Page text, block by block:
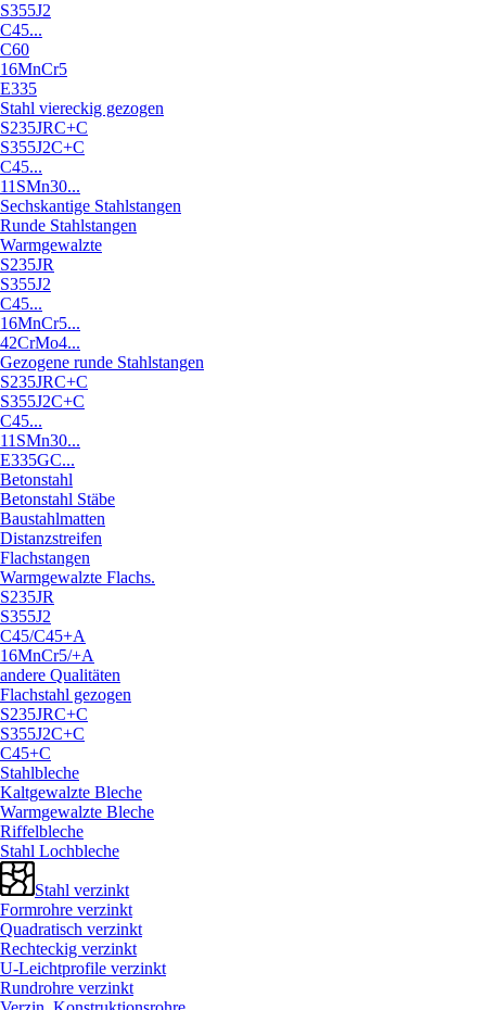
S355J2
C45...
C60
16MnCr5
E335
Stahl viereckig gezogen
S235JRC+C
S355J2C+C
C45...
11SMn30...
Sechskantige Stahlstangen
Runde Stahlstangen
Warmgewalzte
S235JR
S355J2
C45...
16MnCr5...
42CrMo4...
Gezogene runde Stahlstangen
S235JRC+C
S355J2C+C
C45...
11SMn30...
E335GC...
Betonstahl
Betonstahl Stäbe
Baustahlmatten
Distanzstreifen
Flachstangen
Warmgewalzte Flachs.
S235JR
S355J2
C45/C45+A
16MnCr5/+A
andere Qualitäten
Flachstahl gezogen
S235JRC+C
S355J2C+C
C45+C
Stahlbleche
Kaltgewalzte Bleche
Warmgewalzte Bleche
Riffelbleche
Stahl Lochbleche
Stahl verzinkt
Formrohre verzinkt
Quadratisch verzinkt
Rechteckig verzinkt
U-Leichtprofile verzinkt
Rundrohre verzinkt